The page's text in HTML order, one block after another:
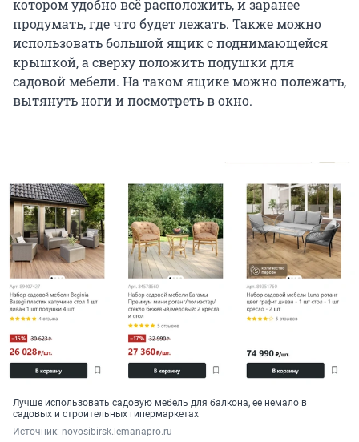
котором удобно всё расположить, и заранее
продумать, где что будет лежать. Также можно
использовать большой ящик с поднимающейся
крышкой, а сверху положить подушки для
садовой мебели. На таком ящике можно полежать,
вытянуть ноги и посмотреть в окно.
Лучше использовать садовую мебель для балкона, ее немало в
садовых и строительных гипермаркетах
Источник: novosibirsk.lemanapro.ru